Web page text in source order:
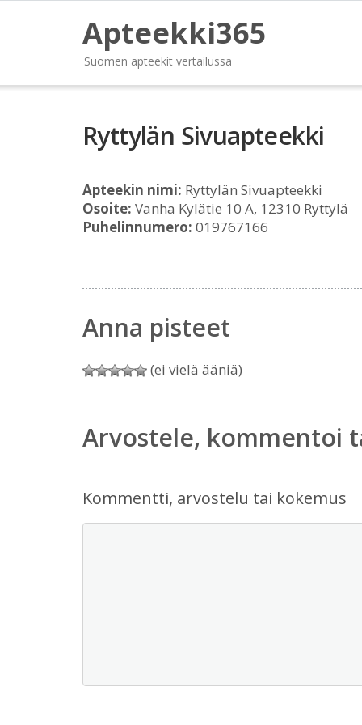
Apteekki365
Suomen apteekit vertailussa
Ryttylän Sivuapteekki
Apteekin nimi: Ryttylän Sivuapteekki
Osoite: Vanha Kylätie 10 A, 12310 Ryttylä
Puhelinnumero: 019767166
Anna pisteet
(ei vielä ääniä)
Arvostele, kommentoi
Kommentti, arvostelu tai kokemus